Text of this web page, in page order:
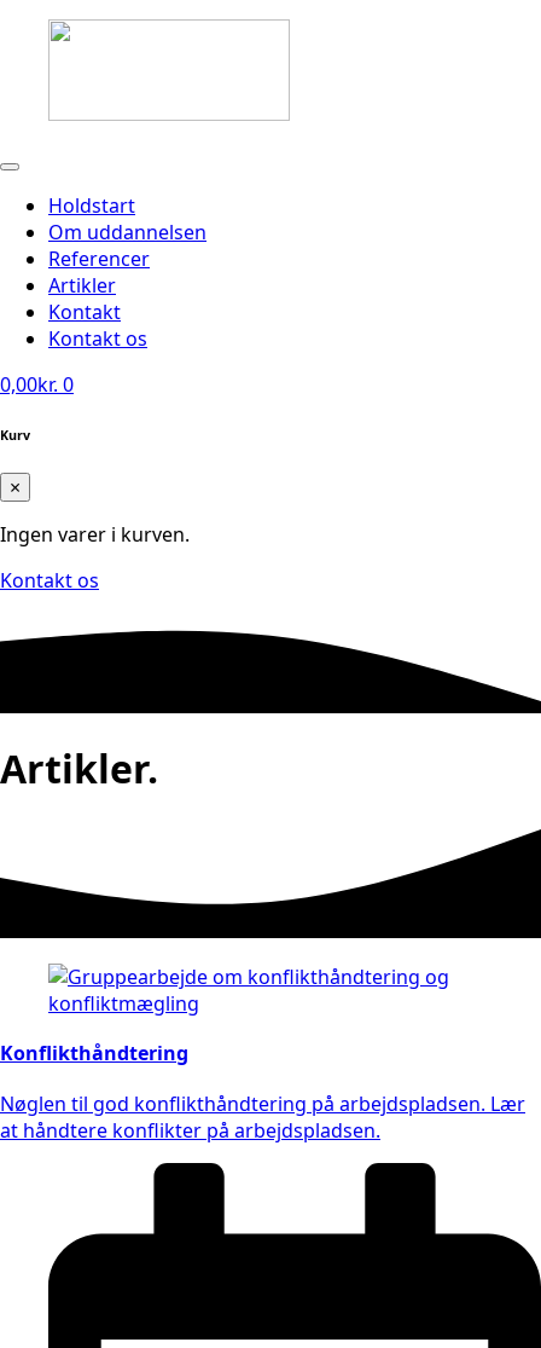
Holdstart
Om uddannelsen
Referencer
Artikler
Kontakt
Kontakt os
0,00kr. 0
Kurv
×
Ingen varer i kurven.
Kontakt os
Artikler.
Konflikthåndtering
Nøglen til god konflikthåndtering på arbejdspladsen. Lær
at håndtere konflikter på arbejdspladsen.